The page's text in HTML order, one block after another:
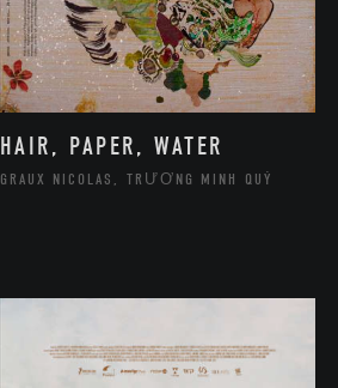
HAIR, PAPER, WATER
GRAUX NICOLAS, TRƯƠNG MINH QUÝ